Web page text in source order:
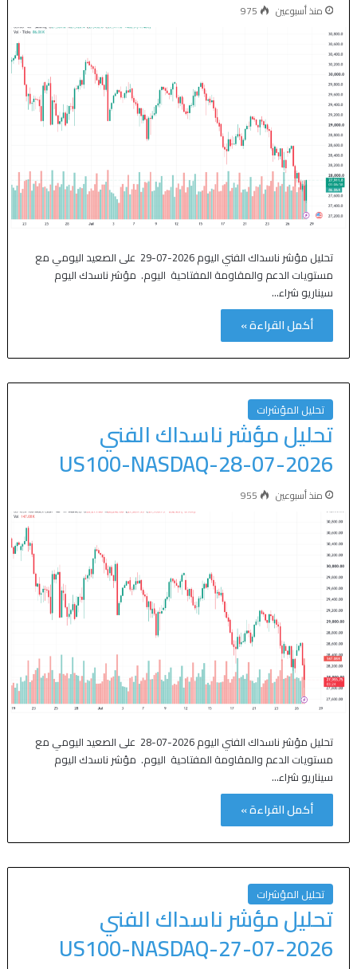
منذ أسبوعين 975
تحليل مؤشر ناسداك الفني اليوم 2026-07-29 على الصعيد اليومي مع
مستويات الدعم والمقاومة المفتاحية اليوم. مؤشر ناسدك اليوم
سيناريو شراء…
أكمل القراءة »
تحليل المؤشرات
تحليل مؤشر ناسداك الفني
US100-NASDAQ-28-07-2026
منذ أسبوعين 955
تحليل مؤشر ناسداك الفني اليوم 2026-07-28 على الصعيد اليومي مع
مستويات الدعم والمقاومة المفتاحية اليوم. مؤشر ناسدك اليوم
سيناريو شراء…
أكمل القراءة »
تحليل المؤشرات
تحليل مؤشر ناسداك الفني
US100-NASDAQ-27-07-2026